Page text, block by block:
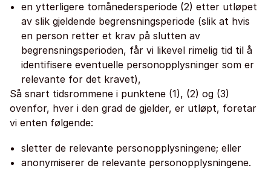
en ytterligere tomånedersperiode (2) etter utløpet
av slik gjeldende begrensningsperiode (slik at hvis
en person retter et krav på slutten av
begrensningsperioden, får vi likevel rimelig tid til å
identifisere eventuelle personopplysninger som er
relevante for det kravet),
Så snart tidsrommene i punktene (1), (2) og (3)
ovenfor, hver i den grad de gjelder, er utløpt, foretar
vi enten følgende:
sletter de relevante personopplysningene; eller
anonymiserer de relevante personopplysningene.